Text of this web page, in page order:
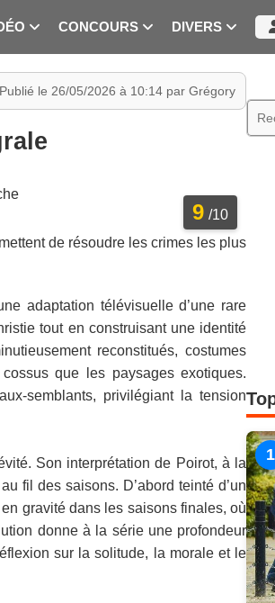
CONCOURS DIVERS
Publié le 26/05/2026 à 10:14 par Grégory
9 /10
de résoudre les crimes les plus
adaptation télévisuelle d’une rare
tout en construisant une identité
reconstitués, costumes
que les paysages exotiques.
semblants, privilégiant la tension
Son interprétation de Poirot, à la
fil des saisons. D’abord teinté d’un
gravité dans les saisons finales, où
donne à la série une profondeur
sur la solitude, la morale et le
1